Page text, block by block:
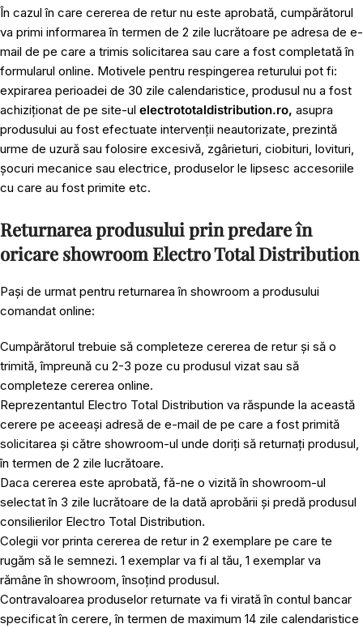
În cazul în care cererea de retur nu este aprobată, cumpărătorul
va primi informarea în termen de 2 zile lucrătoare pe adresa de e-
mail de pe care a trimis solicitarea sau care a fost completată în
formularul online. Motivele pentru respingerea returului pot fi:
expirarea perioadei de 30 zile calendaristice, produsul nu a fost
achiziționat de pe site-ul electrototaldistribution.ro, asupra
produsului au fost efectuate intervenții neautorizate, prezintă
urme de uzură sau folosire excesivă, zgârieturi, ciobituri, lovituri,
șocuri mecanice sau electrice, produselor le lipsesc accesoriile
cu care au fost primite etc.
Returnarea produsului prin predare în
oricare showroom Electro Total Distribution
Pași de urmat pentru returnarea în showroom a produsului
comandat online:
Cumpărătorul trebuie să completeze cererea de retur și să o
trimită, împreună cu 2-3 poze cu produsul vizat sau să
completeze cererea online.
Reprezentantul Electro Total Distribution va răspunde la această
cerere pe aceeași adresă de e-mail de pe care a fost primită
solicitarea și către showroom-ul unde doriți să returnați produsul,
în termen de 2 zile lucrătoare.
Daca cererea este aprobată, fă-ne o vizită în showroom-ul
selectat în 3 zile lucrătoare de la dată aprobării și predă produsul
consilierilor Electro Total Distribution.
Colegii vor printa cererea de retur in 2 exemplare pe care te
rugăm să le semnezi. 1 exemplar va fi al tău, 1 exemplar va
rămâne în showroom, însoțind produsul.
Contravaloarea produselor returnate va fi virată în contul bancar
specificat în cerere, în termen de maximum 14 zile calendaristice